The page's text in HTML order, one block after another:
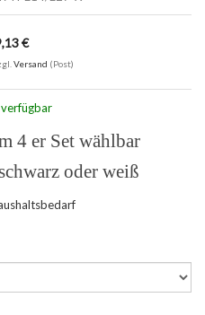
€
Versand (Post)
4 er Set wählbar
oder weiß